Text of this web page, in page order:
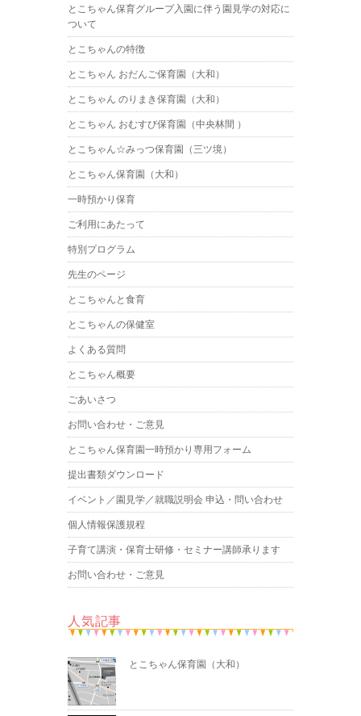
とこちゃん保育グループ入園に伴う園見学の対応に
ついて
とこちゃんの特徴
とこちゃん おだんご保育園（大和）
とこちゃん のりまき保育園（大和）
とこちゃん おむすび保育園（中央林間 ）
とこちゃん☆みっつ保育園（三ツ境）
とこちゃん保育園（大和）
一時預かり保育
ご利用にあたって
特別プログラム
先生のページ
とこちゃんと食育
とこちゃんの保健室
よくある質問
とこちゃん概要
ごあいさつ
お問い合わせ・ご意見
とこちゃん保育園一時預かり専用フォーム
提出書類ダウンロード
イベント／園見学／就職説明会 申込・問い合わせ
個人情報保護規程
子育て講演・保育士研修・セミナー講師承ります
お問い合わせ・ご意見
人気記事
とこちゃん保育園（大和）